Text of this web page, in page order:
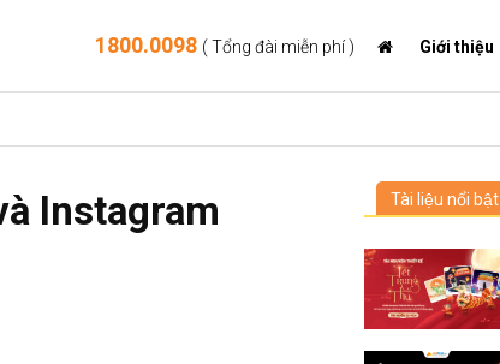
1800.0098 ( Tổng đài miễn phí ) Giới thiệu
Instagram
Tài liệu nổi bật